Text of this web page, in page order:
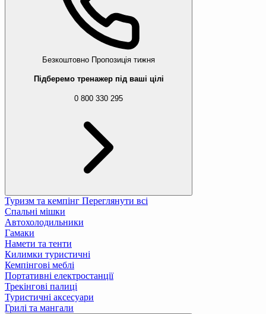
Безкоштовно Пропозиція тижня
Підберемо тренажер під ваші цілі
0 800 330 295
Туризм та кемпінг Переглянути всі
Спальні мішки
Автохолодильники
Гамаки
Намети та тенти
Килимки туристичні
Кемпінгові меблі
Портативні електростанції
Трекінгові палиці
Туристичні аксесуари
Грилі та мангали